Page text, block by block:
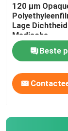
120 µm
Lage
Medische
Toepassingen
Beste